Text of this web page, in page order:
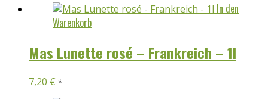
In den
Warenkorb
Mas Lunette rosé – Frankreich – 1l
7,20 € *